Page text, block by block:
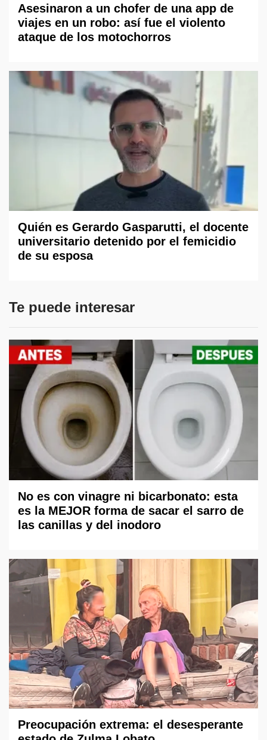
Asesinaron a un chofer de una app de
viajes en un robo: así fue el violento
ataque de los motochorros
Quién es Gerardo Gasparutti, el docente
universitario detenido por el femicidio
de su esposa
Te puede interesar
No es con vinagre ni bicarbonato: esta
es la MEJOR forma de sacar el sarro de
las canillas y del inodoro
Preocupación extrema: el desesperante